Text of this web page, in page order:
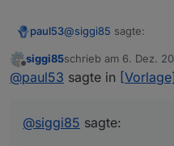
paul53@siggi85 sagte:
Kann ich mit dem
Offline
siggi85schrieb am 6. Dez.
zuletzt editiert von
@paul53 sagte in
@siggi85 sagte: